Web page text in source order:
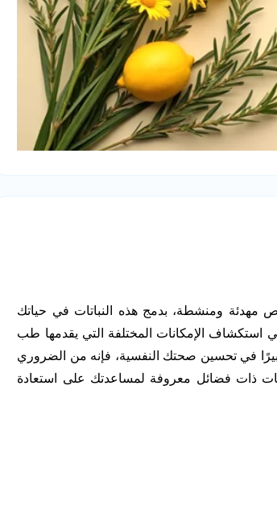
مهدئة ومنشطة، بدمج هذه النباتات في حياتك
استكشاف الإمكانات المختلفة التي يقدمها طب
في تحسين صحتك النفسية، فإنه من الضروري
ذات فضائل معروفة لمساعدتك على استعادة